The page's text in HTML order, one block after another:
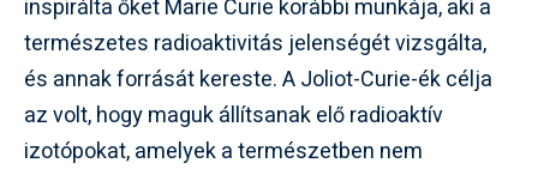
inspirálta őket Marie Curie korábbi munkája, aki a
természetes radioaktivitás jelenségét vizsgálta,
és annak forrását kereste. A Joliot-Curie-ék célja
az volt, hogy maguk állítsanak elő radioaktív
izotópokat, amelyek a természetben nem